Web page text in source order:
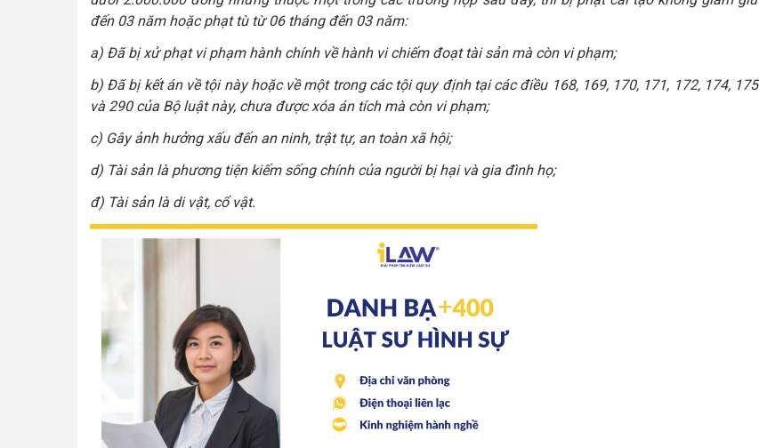
đến 03 năm hoặc phạt tù từ 06 tháng đến 03 năm:
a) Đã bị xử phạt vi phạm hành chính về hành vi chiếm đoạt tài sản mà còn vi phạm;
b) Đã bị kết án về tội này hoặc về một trong các tội quy định tại các điều 168, 169, 170, 171, 172, 174, 175
và 290 của Bộ luật này, chưa được xóa án tích mà còn vi phạm;
c) Gây ảnh hưởng xấu đến an ninh, trật tự, an toàn xã hội;
d) Tài sản là phương tiện kiếm sống chính của người bị hại và gia đình họ;
đ) Tài sản là di vật, cổ vật.